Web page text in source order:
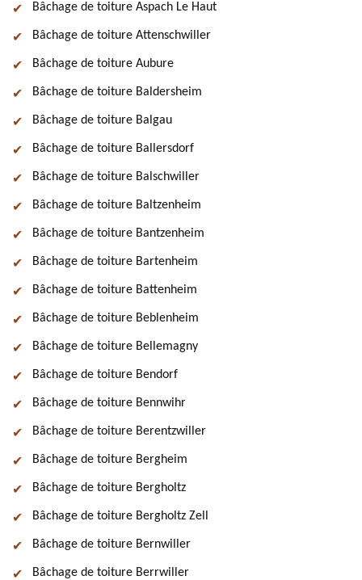
Bâchage de toiture Aspach Le Haut
Bâchage de toiture Attenschwiller
Bâchage de toiture Aubure
Bâchage de toiture Baldersheim
Bâchage de toiture Balgau
Bâchage de toiture Ballersdorf
Bâchage de toiture Balschwiller
Bâchage de toiture Baltzenheim
Bâchage de toiture Bantzenheim
Bâchage de toiture Bartenheim
Bâchage de toiture Battenheim
Bâchage de toiture Beblenheim
Bâchage de toiture Bellemagny
Bâchage de toiture Bendorf
Bâchage de toiture Bennwihr
Bâchage de toiture Berentzwiller
Bâchage de toiture Bergheim
Bâchage de toiture Bergholtz
Bâchage de toiture Bergholtz Zell
Bâchage de toiture Bernwiller
Bâchage de toiture Berrwiller